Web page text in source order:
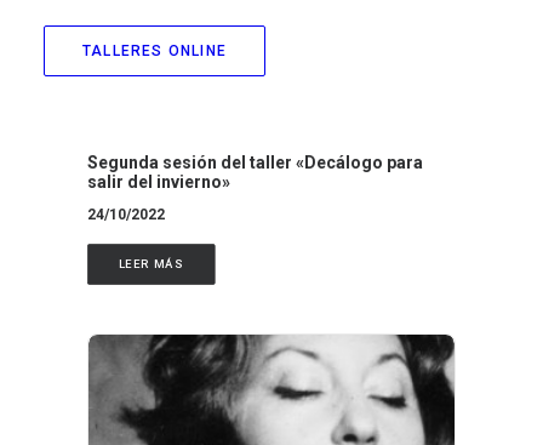
TALLERES ONLINE
Segunda sesión del taller «Decálogo para
salir del invierno»
24/10/2022
LEER MÁS